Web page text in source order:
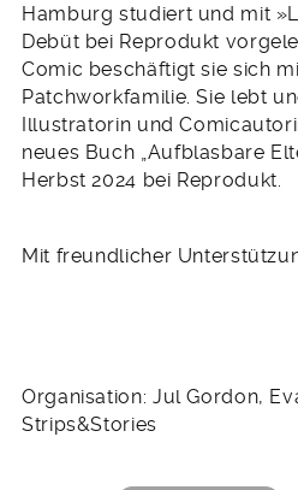
Hamburg studiert und mit
Debüt bei Reprodukt
Comic beschäftigt sie sich
Patchworkfamilie. Sie lebt
Illustratorin und
neues Buch „Aufblasbare
Herbst 2024 bei Reprodukt.
Mit freundlicher
Organisation: Jul Gordon,
Strips&Stories